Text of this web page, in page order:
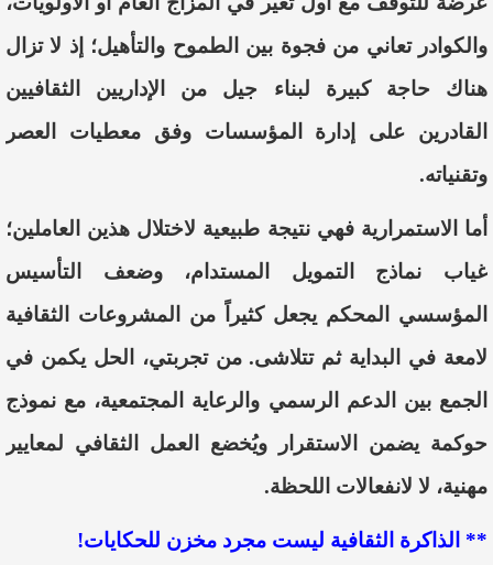
والكوادر تعاني من فجوة بين الطموح والتأهيل؛ إذ لا تزال
هناك حاجة كبيرة لبناء جيل من الإداريين الثقافيين
القادرين على إدارة المؤسسات وفق معطيات العصر
وتقنياته.
أما الاستمرارية فهي نتيجة طبيعية لاختلال هذين العاملين؛
غياب نماذج التمويل المستدام، وضعف التأسيس
المؤسسي المحكم يجعل كثيراً من المشروعات الثقافية
لامعة في البداية ثم تتلاشى. من تجربتي، الحل يكمن في
الجمع بين الدعم الرسمي والرعاية المجتمعية، مع نموذج
حوكمة يضمن الاستقرار ويُخضع العمل الثقافي لمعايير
مهنية، لا لانفعالات اللحظة.
** الذاكرة الثقافية ليست مجرد مخزن للحكايات!